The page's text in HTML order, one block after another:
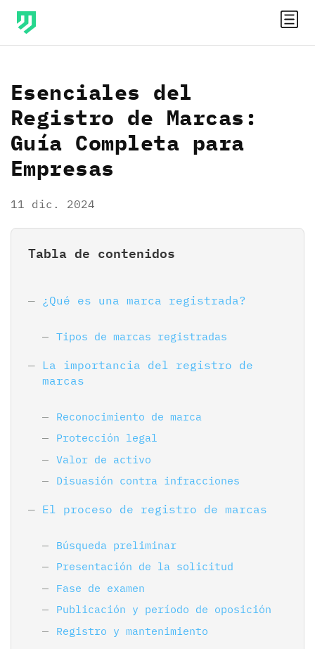
Esenciales del
Registro de Marcas:
Guía Completa para
Empresas
11 dic. 2024
Tabla de contenidos
¿Qué es una marca registrada?
Tipos de marcas registradas
La importancia del registro de
marcas
Reconocimiento de marca
Protección legal
Valor de activo
Disuasión contra infracciones
El proceso de registro de marcas
Búsqueda preliminar
Presentación de la solicitud
Fase de examen
Publicación y período de oposición
Registro y mantenimiento